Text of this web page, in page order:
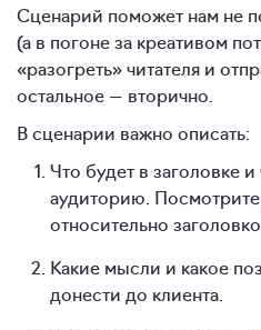
Сценарий поможет нам не
(а в погоне за креативом
«разогреть» читателя и
остальное — вторично.
В сценарии важно описать:
Что будет в заголовке
аудиторию. Посмотрите
относительно
Какие мысли и какое
донести до клиента.